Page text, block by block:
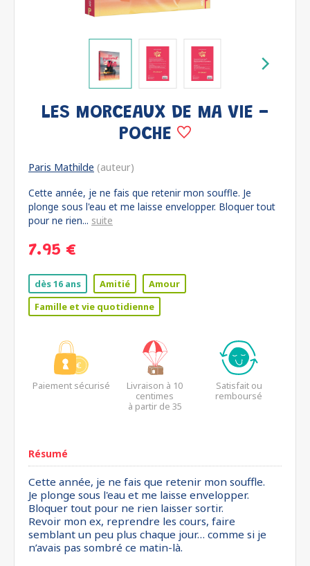
LES MORCEAUX DE MA VIE -
POCHE
Paris Mathilde (auteur)
Cette année, je ne fais que retenir mon souffle. Je
plonge sous l'eau et me laisse envelopper. Bloquer tout
pour ne rien... suite
7.95 €
dès 16 ans Amitié
Amour
Famille et vie quotidienne
Paiement sécurisé
Livraison à 10
centimes
à partir de 35
Satisfait ou
remboursé
Résumé
Cette année, je ne fais que retenir mon souffle.
Je plonge sous l'eau et me laisse envelopper.
Bloquer tout pour ne rien laisser sortir.
Revoir mon ex, reprendre les cours, faire
semblant un peu plus chaque jour… comme si je
n’avais pas sombré ce matin-là.